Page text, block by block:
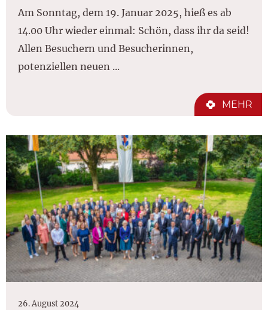
Am Sonntag, dem 19. Januar 2025, hieß es ab
14.00 Uhr wieder einmal: Schön, dass ihr da seid!
Allen Besuchern und Besucherinnen,
potenziellen neuen ...
MEHR
26. August 2024